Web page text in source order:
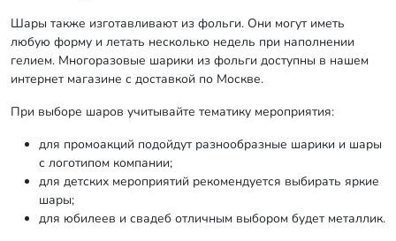
Шары также изготавливают из фольги. Они могут иметь
любую форму и летать несколько недель при наполнении
гелием. Многоразовые шарики из фольги доступны в нашем
интернет магазине с доставкой по Москве.
При выборе шаров учитывайте тематику мероприятия:
для промоакций подойдут разнообразные шарики и шары
с логотипом компании;
для детских мероприятий рекомендуется выбирать яркие
шары;
для юбилеев и свадеб отличным выбором будет металлик.